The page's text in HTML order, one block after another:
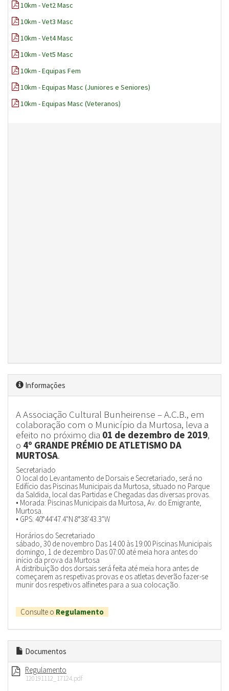
10km - Vet2 Masc
10km - Vet3 Masc
10km - Vet4 Masc
10km - Vet5 Masc
10km - Equipas Fem
10km - Equipas Masc (Juniores e Seniores)
10km - Equipas Masc (Veteranos)
Informações
A Associação Cultural Bunheirense – A.C.B., em
colaboração com o Município da Murtosa, leva a
efeito no próximo dia 01 de dezembro de 2019,
o 4º GRANDE PRÉMIO DE ATLETISMO DA
MURTOSA.
Secretariado
O local do Levantamento de Dorsais e Secretariado, será no
Edifício das Piscinas Municipais da Murtosa, situado no Parque
da Saldida, local das Partidas e Chegadas das diversas provas.
• Morada: Piscinas Municipais da Murtosa, Av. do Emigrante,
Murtosa.
• GPS: 40°44'47.4"N 8°38'43.3"W
Horários do Secretariado
sábado, 30 de novembro Das 14:00 às 19:00 Piscinas Municipais
domingo, 1 de dezembro Das 07:00 até meia hora antes do
início da prova da Murtosa
A distribuição dos dorsais será feita até meia hora antes de
começarem as respetivas provas e os atletas deverão fazer-se
munir dos respetivos alfinetes para a sua colocação.
Consulte o Regulamento
Documentos
Regulamento
120191112_17124.pdf